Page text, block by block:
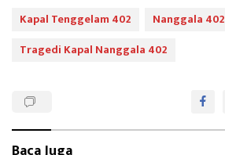
b
oo
to
d
ail
Kapal Tenggelam 402
Nanggala 402
Tragedi Kapal Nanggala 402